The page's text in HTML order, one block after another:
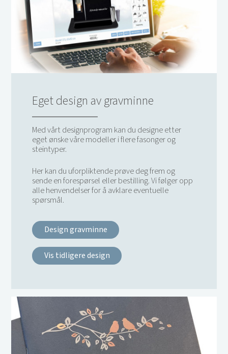
Eget design av gravminne
Med vårt designprogram kan du designe etter
eget ønske våre modeller i flere fasonger og
steintyper.
Her kan du uforpliktende prøve deg frem og
sende en forespørsel eller bestilling. Vi følger opp
alle henvendelser for å avklare eventuelle
spørsmål.
Design gravminne
Vis tidligere design